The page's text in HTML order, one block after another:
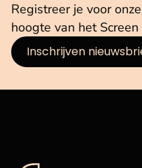
Registreer je voor
hoogte van het
Inschrijven